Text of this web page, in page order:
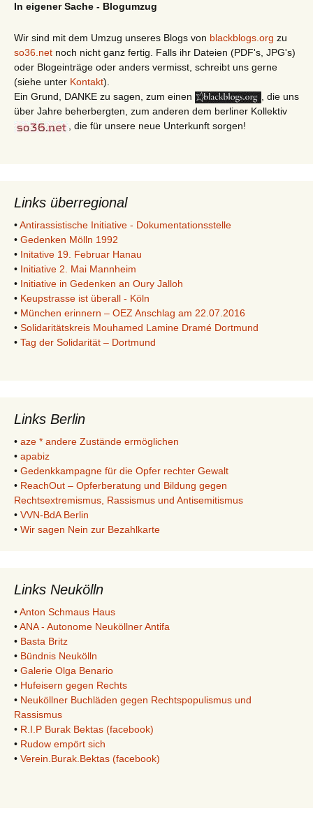
In eigener Sache - Blogumzug
Wir sind mit dem Umzug unseres Blogs von blackblogs.org zu
so36.net noch nicht ganz fertig. Falls ihr Dateien (PDF's, JPG's)
oder Blogeinträge oder anders vermisst, schreibt uns gerne
(siehe unter Kontakt).
Ein Grund, DANKE zu sagen, zum einen
, die uns
über Jahre beherbergten, zum anderen dem berliner Kollektiv
, die für unsere neue Unterkunft sorgen!
Links überregional
•Antirassistische Initiative - Dokumentationsstelle
• Gedenken Mölln 1992
• Initative 19. Februar Hanau
• Initiative 2. Mai Mannheim
• Initiative in Gedenken an Oury Jalloh
• Keupstrasse ist überall - Köln
• München erinnern – OEZ Anschlag am 22.07.2016
• Solidaritätskreis Mouhamed Lamine Dramé Dortmund
• Tag der Solidarität – Dortmund
Links Berlin
• aze * andere Zustände ermöglichen
• apabiz
• Gedenkkampagne für die Opfer rechter Gewalt
• ReachOut – Opferberatung und Bildung gegen
Rechtsextremismus, Rassismus und Antisemitismus
• VVN-BdA Berlin
• Wir sagen Nein zur Bezahlkarte
Links Neukölln
•Anton Schmaus Haus
•ANA - Autonome Neuköllner Antifa
• Basta Britz
• Bündnis Neukölln
• Galerie Olga Benario
• Hufeisern gegen Rechts
• Neuköllner Buchläden gegen Rechtspopulismus und
Rassismus
• R.I.P Burak Bektas (facebook)
• Rudow empört sich
• Verein.Burak.Bektas (facebook)